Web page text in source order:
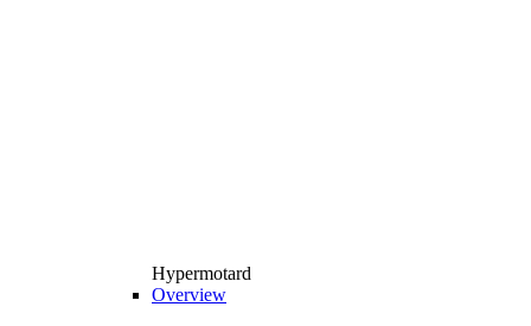
Hypermotard
Overview